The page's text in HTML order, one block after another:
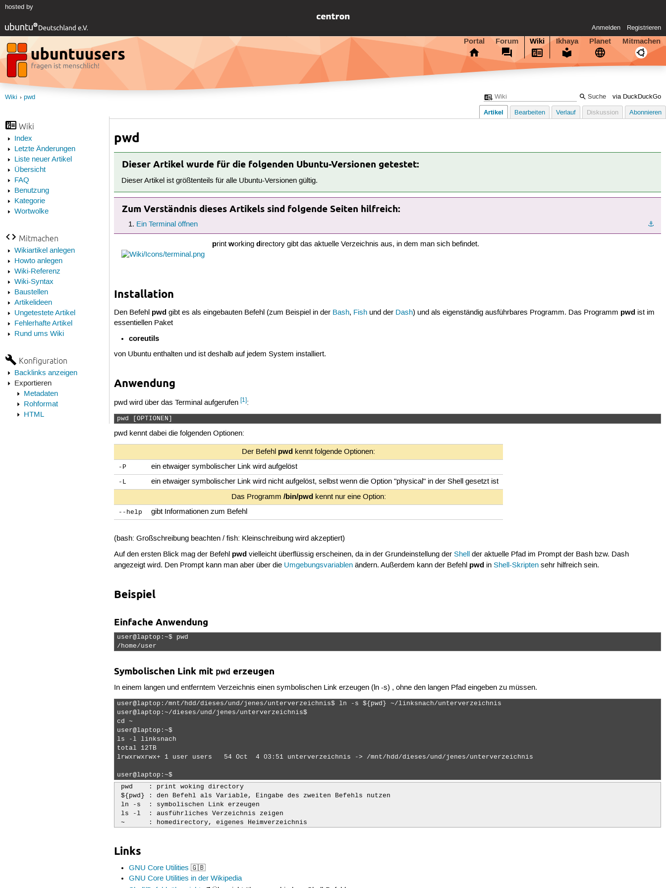
hosted by
Anmelden Registrieren
Portal Forum Wiki Ikhaya Planet Mitmachen
via DuckDuckGo
Wiki pwd
Wiki
Index
Letzte Änderungen
Liste neuer Artikel
Übersicht
FAQ
Benutzung
Kategorie
Wortwolke
Mitmachen
Wikiartikel anlegen
Howto anlegen
Wiki-Referenz
Wiki-Syntax
Baustellen
Artikelideen
Ungetestete Artikel
Fehlerhafte Artikel
Rund ums Wiki
Konfiguration
Backlinks anzeigen
Exportieren
Metadaten
Rohformat
HTML
Artikel Bearbeiten Verlauf Diskussion Abonnieren
pwd
Dieser Artikel wurde für die folgenden Ubuntu-Versionen getestet:
Dieser Artikel ist größtenteils für alle Ubuntu-Versionen gültig.
Zum Verständnis dieses Artikels sind folgende Seiten hilfreich:
⚓︎
Ein Terminal öffnen
print working directory gibt das aktuelle Verzeichnis aus, in dem man sich befindet.
Installation
Den Befehl pwd gibt es als eingebauten Befehl (zum Beispiel in der Bash, Fish und der Dash) und als eigenständig ausführbares Programm. Das Programm pwd ist im
essentiellen Paket
coreutils
von Ubuntu enthalten und ist deshalb auf jedem System installiert.
Anwendung
pwd wird über das Terminal aufgerufen[1]:
pwd [OPTIONEN]
pwd kennt dabei die folgenden Optionen:
Der Befehl pwd kennt folgende Optionen:
-P ein etwaiger symbolischer Link wird aufgelöst
-L
ein etwaiger symbolischer Link wird nicht aufgelöst, selbst wenn die Option "physical" in der Shell gesetzt ist
Das Programm /bin/pwdkennt nur eine Option:
--help gibt Informationen zum Befehl
(bash: Großschreibung beachten / fish: Kleinschreibung wird akzeptiert)
Auf den ersten Blick mag der Befehl pwd vielleicht überflüssig erscheinen, da in der Grundeinstellung derShell der aktuelle Pfad im Prompt der Bash bzw. Dash
angezeigt wird. Den Prompt kann man aber über die Umgebungsvariablen ändern. Außerdem kann der Befehl pwd inShell-Skripten sehr hilfreich sein.
Beispiel
Einfache Anwendung
user@laptop:~$ pwd
/home/user
Symbolischen Link mit pwd erzeugen
In einem langen und entferntem Verzeichnis einen symbolischen Link erzeugen (ln -s) , ohne den langen Pfad eingeben zu müssen.
user@laptop:/mnt/hdd/dieses/und/jenes/unterverzeichnis$ ln -s ${pwd} ~/linksnach/unterverzeichnis
user@laptop:~/dieses/und/jenes/unterverzeichnis$
cd ~
user@laptop:~$
ls -l linksnach
total 12TB
lrwxrwxrwx+ 1 user users   54 Oct  4 03:51 unterverzeichnis -> /mnt/hdd/dieses/und/jenes/unterverzeichnis
user@laptop:~$
pwd    : print woking directory
${pwd} : den Befehl als Variable, Eingabe des zweiten Befehls nutzen
ln -s  : symbolischen Link erzeugen
ls -l  : ausführliches Verzeichnis zeigen
~      : homedirectory, eigenes Heimverzeichnis
Links
GNU Core Utilities 🇬🇧
GNU Core Utilities in der Wikipedia